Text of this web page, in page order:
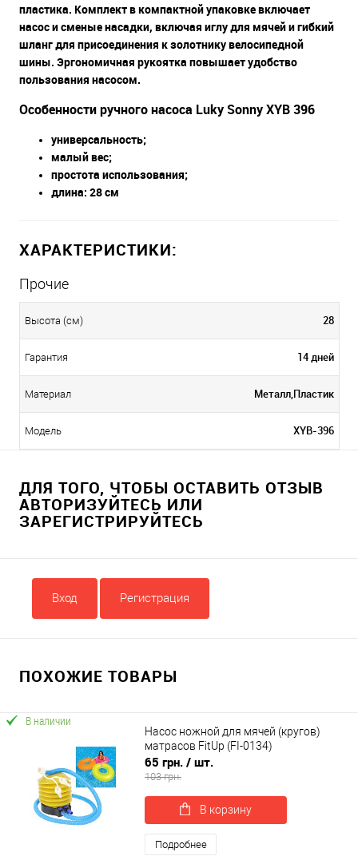
пластика. Комплект в компактной упаковке включает
насос и сменые насадки, включая иглу для мячей и гибкий
шланг для присоединения к золотнику велосипедной
шины. Эргономичная рукоятка повышает удобство
пользования насосом.
Особенности ручного насоса Luky Sonny XYB 396
универсальность;
малый вес;
простота использования;
длина: 28 см
ХАРАКТЕРИСТИКИ:
Прочие
Высота (см) 28
Гарантия 14 дней
Материал Металл,Пластик
Модель XYB-396
ДЛЯ ТОГО, ЧТОБЫ ОСТАВИТЬ ОТЗЫВ
АВТОРИЗУЙТЕСЬ ИЛИ
ЗАРЕГИСТРИРУЙТЕСЬ
Вход Регистрация
ПОХОЖИЕ ТОВАРЫ
В наличии
Насос ножной для мячей (кругов)
матрасов FitUp (FI-0134)
65 грн. / шт.
103 грн.
В корзину
Подробнее